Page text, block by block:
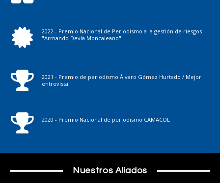
2022 - Premio Nacional de Periodismo a la gestión de riesgos
"Armando Devia Moncaleano"
2021 - Premio de periodismo Álvaro Gómez Hurtado / Mejor
entrevista
2020 - Premio Nacional de periodismo CAMACOL
Nuestros Aliados